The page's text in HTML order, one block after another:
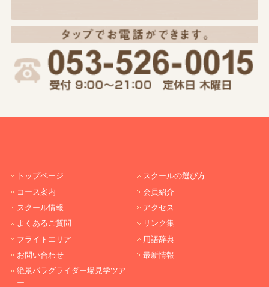
トップページ
コース案内
スクール情報
よくあるご質問
フライトエリア
お問い合わせ
絶景パラグライダー場見学ツア
ー
スクールの選び方
会員紹介
アクセス
リンク集
用語辞典
最新情報